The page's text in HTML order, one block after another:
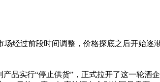
过前段时间调整，价格探底之后开始逐
实行“停止供货”，正式拉开了这一轮酒企